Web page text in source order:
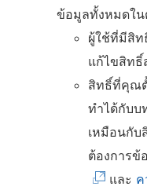
ข้อมูลทั้งหมดใ
ผู้ใช้ที่มีสิท
แก้ไขสิท
สิทธิ์ที่คุณ
ทำได้กับบ
เหมือนกั
ต้องการข้
และ ค